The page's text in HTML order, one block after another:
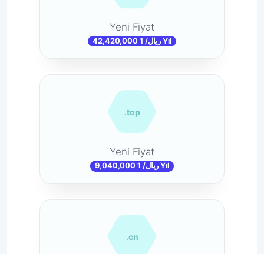
Yeni Fiyat
42,420,000 ریال/ 1 Yıl
.top
Yeni Fiyat
9,040,000 ریال/ 1 Yıl
.cn